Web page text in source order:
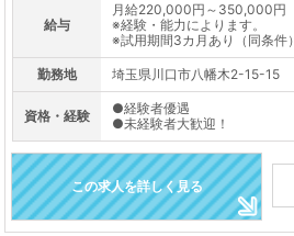
給与
月給220,000円～350,000円
※経験・能力によります。
※試用期間3カ月あり（同条件）
勤務地 埼玉県川口市八幡木2-15-15
資格・経験
●経験者優遇
●未経験者大歓迎！
この求人を詳しく見る